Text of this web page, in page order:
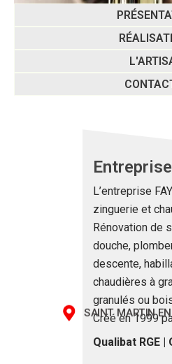
L’entreprise
zinguerie et
Rénovation de
douche,
descente,
chaudières à
granulés ou
Créé en 1999
Qualibat RGE
SAINT MARTIN